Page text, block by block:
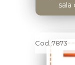
sala
Cod.:7873